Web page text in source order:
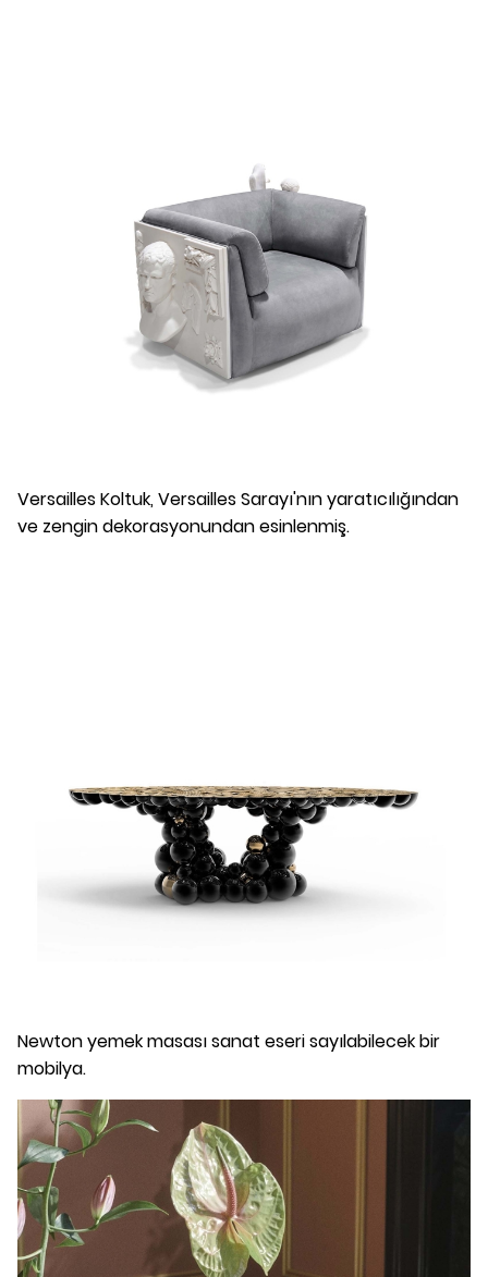
Versailles Koltuk, Versailles Sarayı'nın yaratıcılığından
ve zengin dekorasyonundan esinlenmiş.
Newton yemek masası sanat eseri sayılabilecek bir
mobilya.